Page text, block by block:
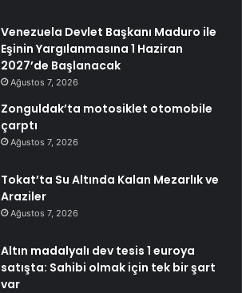
Venezuela Devlet Başkanı Maduro ile
Eşinin Yargılanmasına 1 Haziran
2027’de Başlanacak
Ağustos 7, 2026
Zonguldak’ta motosiklet otomobile
çarptı
Ağustos 7, 2026
Tokat’ta Su Altında Kalan Mezarlık ve
Araziler
Ağustos 7, 2026
Altın madalyalı dev tesis 1 euroya
satışta: Sahibi olmak için tek bir şart
var